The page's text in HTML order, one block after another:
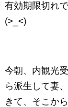
有効期限切れ
(>_<)
今朝、内観光
ら派生して妻
きて、そこか